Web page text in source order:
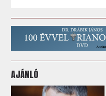
AJÁNLÓ